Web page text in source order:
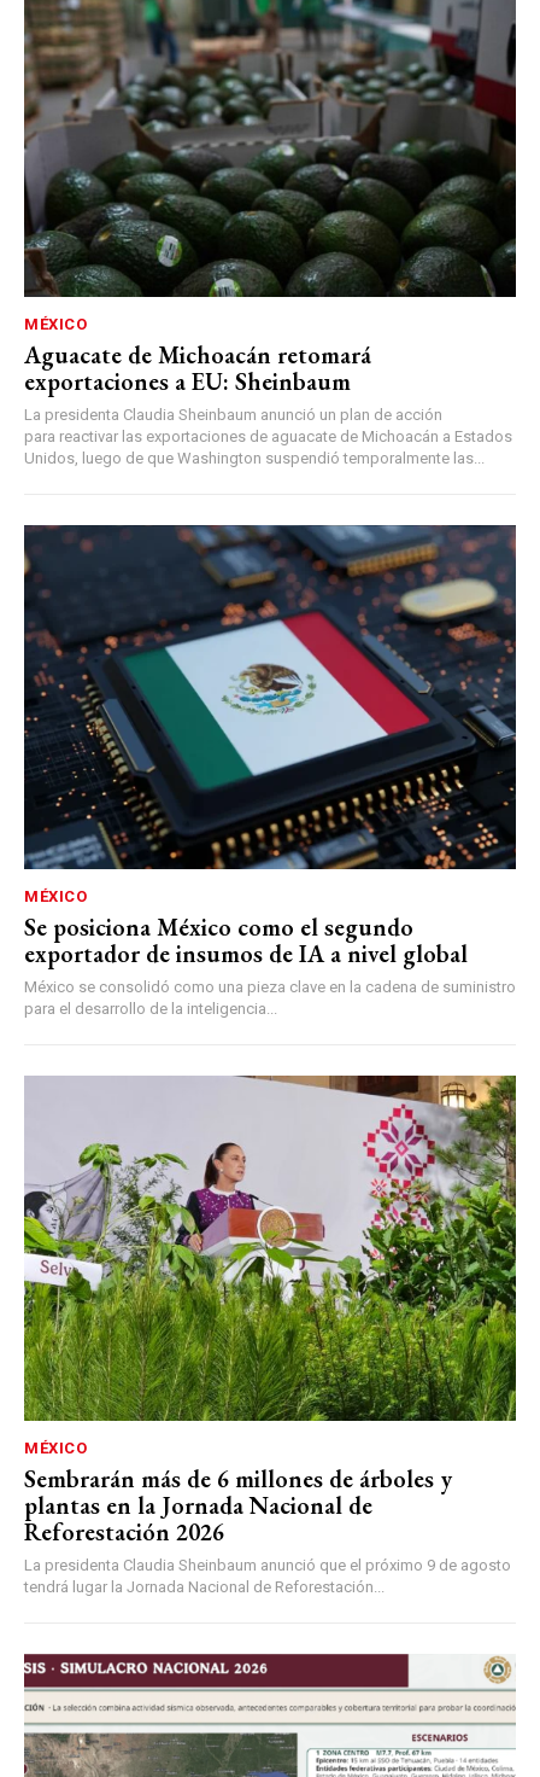
MÉXICO
Aguacate de Michoacán retomará
exportaciones a EU: Sheinbaum
La presidenta Claudia Sheinbaum anunció un plan de acción
para reactivar las exportaciones de aguacate de Michoacán a Estados
Unidos, luego de que Washington suspendió temporalmente las...
MÉXICO
Se posiciona México como el segundo
exportador de insumos de IA a nivel global
México se consolidó como una pieza clave en la cadena de suministro
para el desarrollo de la inteligencia...
MÉXICO
Sembrarán más de 6 millones de árboles y
plantas en la Jornada Nacional de
Reforestación 2026
La presidenta Claudia Sheinbaum anunció que el próximo 9 de agosto
tendrá lugar la Jornada Nacional de Reforestación...